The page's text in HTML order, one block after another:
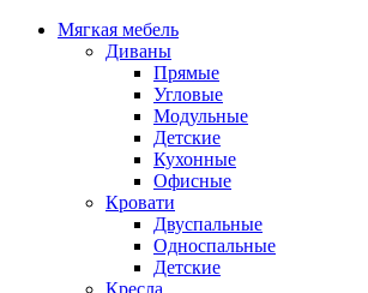
Мягкая мебель
Диваны
Прямые
Угловые
Модульные
Детские
Кухонные
Офисные
Кровати
Двуспальные
Односпальные
Детские
Кресла